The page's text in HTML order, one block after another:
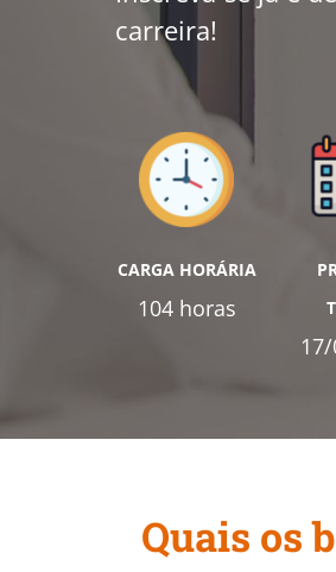
carreira!
CARGA HORÁRIA
104 horas
Quais os